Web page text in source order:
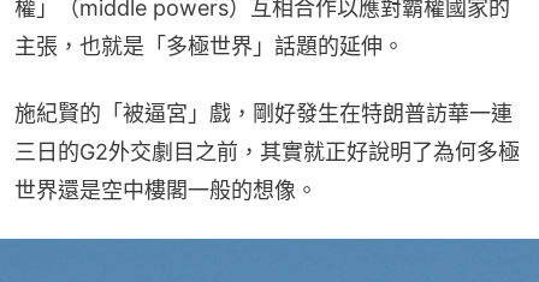
權」（middle powers）互相合作以應對霸權國家的
主張，也就是「多極世界」話題的延伸。
施紀賢的「被逼宮」戲，剛好發生在特朗普訪華一連
三日的G2外交劇目之前，其實就正好說明了為何多極
世界還是空中樓閣一般的想像。